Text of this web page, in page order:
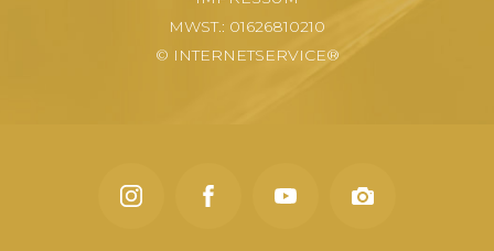
MWST.: 01626810210
© INTERNETSERVICE®